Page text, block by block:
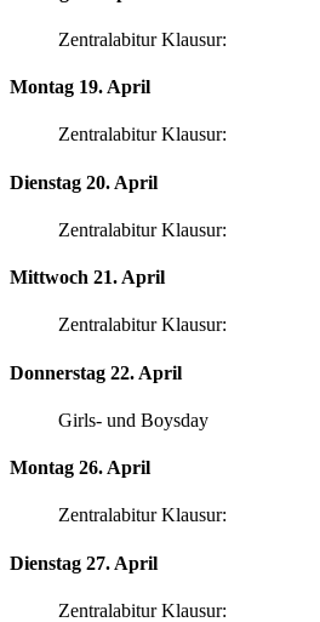
Zentralabitur Klausur:
Montag 19. April
Zentralabitur Klausur:
Dienstag 20. April
Zentralabitur Klausur:
Mittwoch 21. April
Zentralabitur Klausur:
Donnerstag 22. April
Girls- und Boysday
Montag 26. April
Zentralabitur Klausur:
Dienstag 27. April
Zentralabitur Klausur: